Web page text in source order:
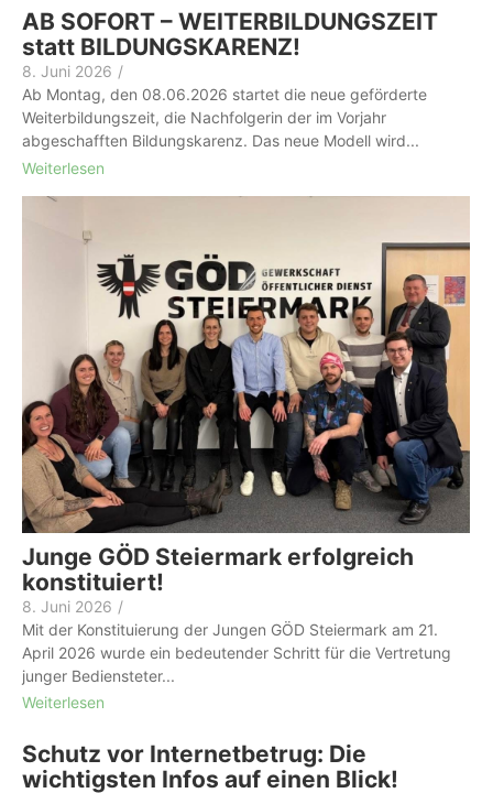
AB SOFORT – WEITERBILDUNGSZEIT
statt BILDUNGSKARENZ!
8. Juni 2026 /
Ab Montag, den 08.06.2026 startet die neue geförderte
Weiterbildungszeit, die Nachfolgerin der im Vorjahr
abgeschafften Bildungskarenz. Das neue Modell wird...
Weiterlesen
Junge GÖD Steiermark erfolgreich
konstituiert!
8. Juni 2026 /
Mit der Konstituierung der Jungen GÖD Steiermark am 21.
April 2026 wurde ein bedeutender Schritt für die Vertretung
junger Bediensteter...
Weiterlesen
Schutz vor Internetbetrug: Die
wichtigsten Infos auf einen Blick!